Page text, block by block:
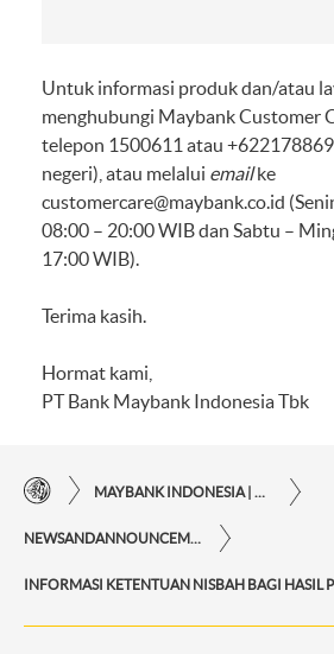
Untuk informasi produk dan/atau
menghubungi Maybank Customer
telepon 1500611 atau
negeri), atau melalui emailke
customercare@maybank.co.id
08:00 – 20:00 WIB dan Sabtu –
17:00 WIB).
Terima kasih.
Hormat kami,
PT Bank Maybank Indonesia Tbk